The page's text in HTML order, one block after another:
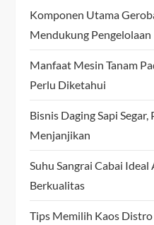
Komponen Utama
Mendukung Pengelolaan
Manfaat Mesin Tanam
Perlu Diketahui
Bisnis Daging Sapi
Menjanjikan
Suhu Sangrai Cabai Ideal
Berkualitas
Tips Memilih Kaos